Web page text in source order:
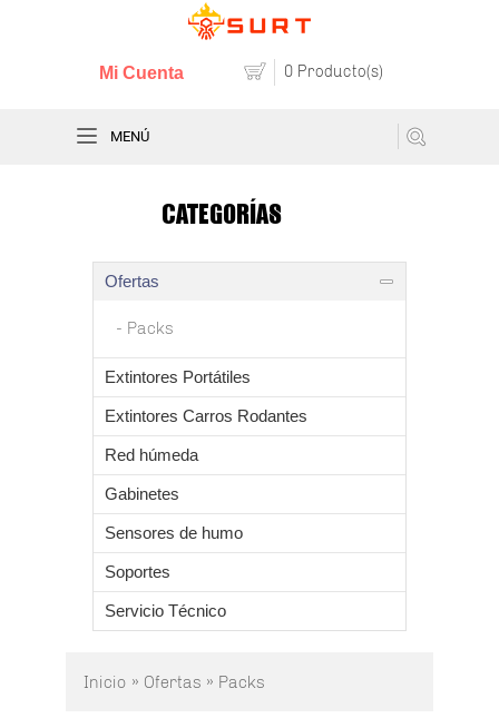
0 Producto(s)
Mi Cuenta
MENÚ
CATEGORÍAS
Ofertas
Packs
Extintores Portátiles
Extintores Carros Rodantes
Red húmeda
Gabinetes
Sensores de humo
Soportes
Servicio Técnico
Inicio » Ofertas » Packs